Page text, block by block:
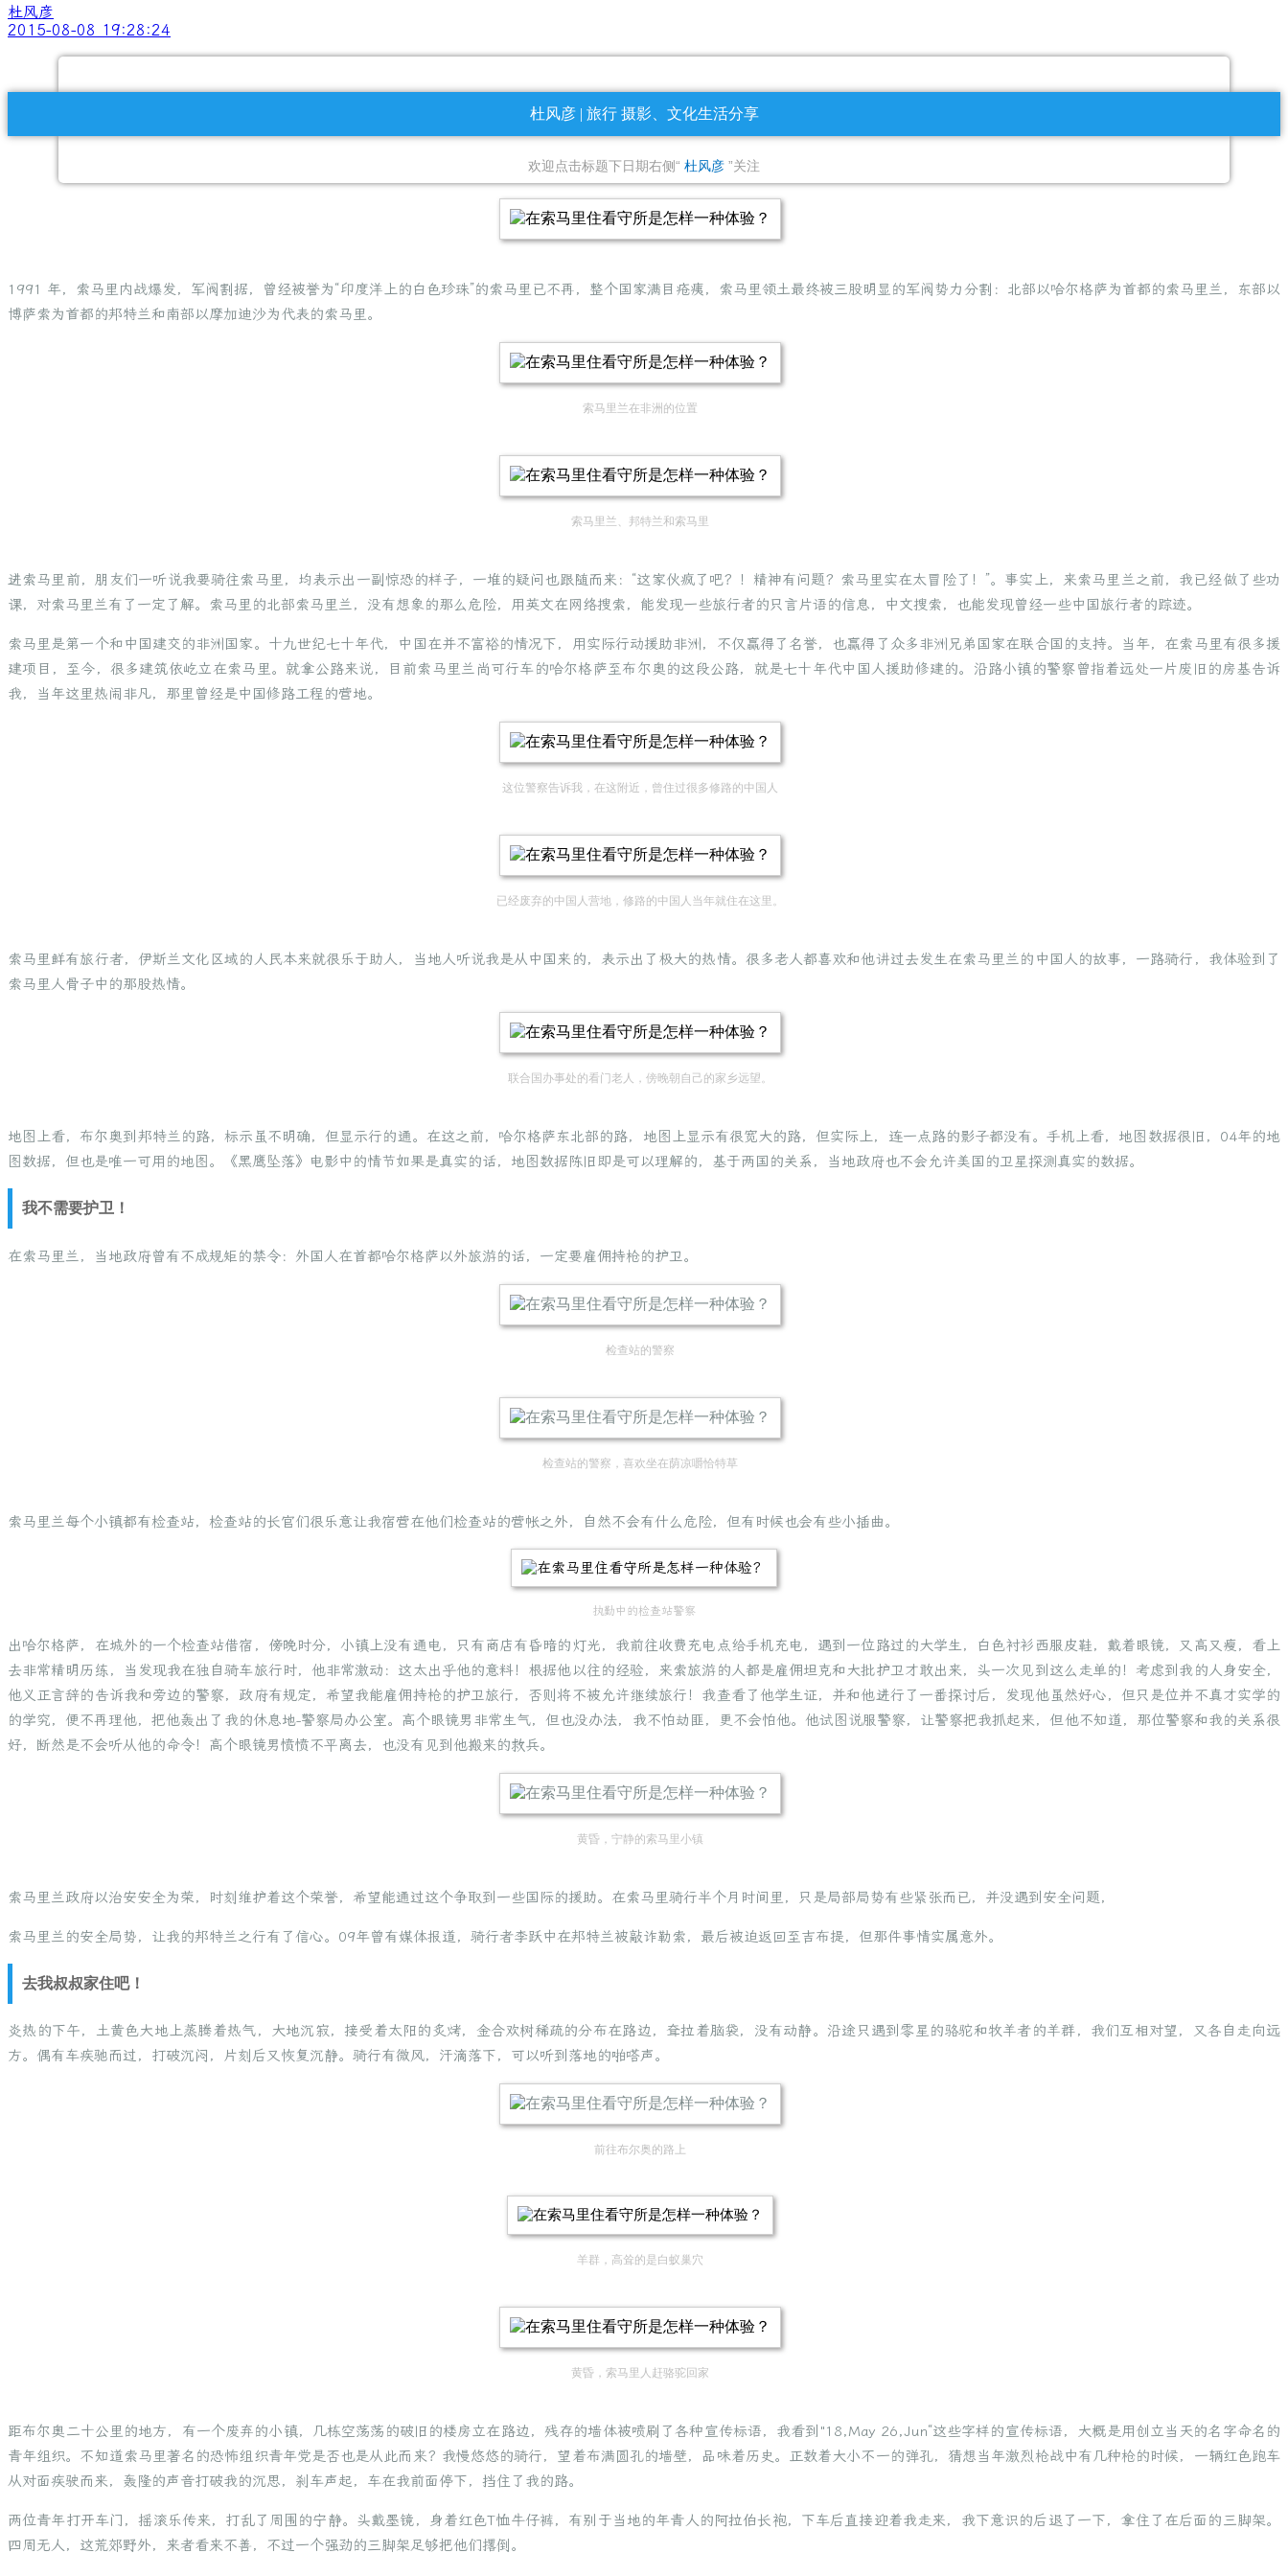
杜风彦
2015-08-08 19:28:24
杜风彦 | 旅行 摄影、文化生活分享
欢迎点击标题下日期右侧“ 杜风彦 ”关注
1991 年，索马里内战爆发，军阀割据，曾经被誉为“印度洋上的白色珍珠”的索马里已不再，整个国家满目疮痍，索马里领土最终被三股明显的军阀势力分割：北部以哈尔格萨为首都的索马里兰，东部以
博萨索为首都的邦特兰和南部以摩加迪沙为代表的索马里。
索马里兰在非洲的位置
索马里兰、邦特兰和索马里
进索马里前，朋友们一听说我要骑往索马里，均表示出一副惊恐的样子，一堆的疑问也跟随而来：“这家伙疯了吧？！精神有问题？索马里实在太冒险了！”。事实上，来索马里兰之前，我已经做了些功
课，对索马里兰有了一定了解。索马里的北部索马里兰，没有想象的那么危险，用英文在网络搜索，能发现一些旅行者的只言片语的信息，中文搜索，也能发现曾经一些中国旅行者的踪迹。
索马里是第一个和中国建交的非洲国家。十九世纪七十年代，中国在并不富裕的情况下，用实际行动援助非洲，不仅赢得了名誉，也赢得了众多非洲兄弟国家在联合国的支持。当年，在索马里有很多援
建项目，至今，很多建筑依屹立在索马里。就拿公路来说，目前索马里兰尚可行车的哈尔格萨至布尔奥的这段公路，就是七十年代中国人援助修建的。沿路小镇的警察曾指着远处一片废旧的房基告诉
我，当年这里热闹非凡，那里曾经是中国修路工程的营地。
这位警察告诉我，在这附近，曾住过很多修路的中国人
已经废弃的中国人营地，修路的中国人当年就住在这里。
索马里鲜有旅行者，伊斯兰文化区域的人民本来就很乐于助人，当地人听说我是从中国来的，表示出了极大的热情。很多老人都喜欢和他讲过去发生在索马里兰的中国人的故事，一路骑行，我体验到了
索马里人骨子中的那股热情。
联合国办事处的看门老人，傍晚朝自己的家乡远望。
地图上看，布尔奥到邦特兰的路，标示虽不明确，但显示行的通。在这之前，哈尔格萨东北部的路，地图上显示有很宽大的路，但实际上，连一点路的影子都没有。手机上看，地图数据很旧，04年的地
图数据，但也是唯一可用的地图。《黑鹰坠落》电影中的情节如果是真实的话，地图数据陈旧即是可以理解的，基于两国的关系，当地政府也不会允许美国的卫星探测真实的数据。
我不需要护卫！
在索马里兰，当地政府曾有不成规矩的禁令：外国人在首都哈尔格萨以外旅游的话，一定要雇佣持枪的护卫。
检查站的警察
检查站的警察，喜欢坐在荫凉嚼恰特草
索马里兰每个小镇都有检查站，检查站的长官们很乐意让我宿营在他们检查站的营帐之外，自然不会有什么危险，但有时候也会有些小插曲。
执勤中的检查站警察
出哈尔格萨，在城外的一个检查站借宿，傍晚时分，小镇上没有通电，只有商店有昏暗的灯光，我前往收费充电点给手机充电，遇到一位路过的大学生，白色衬衫西服皮鞋，戴着眼镜，又高又瘦，看上
去非常精明历练，当发现我在独自骑车旅行时，他非常激动：这太出乎他的意料！根据他以往的经验，来索旅游的人都是雇佣坦克和大批护卫才敢出来，头一次见到这么走单的！考虑到我的人身安全，
他义正言辞的告诉我和旁边的警察，政府有规定，希望我能雇佣持枪的护卫旅行，否则将不被允许继续旅行！我查看了他学生证，并和他进行了一番探讨后，发现他虽然好心，但只是位并不真才实学的
的学究，便不再理他，把他轰出了我的休息地-警察局办公室。高个眼镜男非常生气，但也没办法，我不怕劫匪，更不会怕他。他试图说服警察，让警察把我抓起来，但他不知道，那位警察和我的关系很
好，断然是不会听从他的命令！高个眼镜男愤愤不平离去，也没有见到他搬来的救兵。
黄昏，宁静的索马里小镇
索马里兰政府以治安安全为荣，时刻维护着这个荣誉，希望能通过这个争取到一些国际的援助。在索马里骑行半个月时间里，只是局部局势有些紧张而已，并没遇到安全问题，
索马里兰的安全局势，让我的邦特兰之行有了信心。09年曾有媒体报道，骑行者李跃中在邦特兰被敲诈勒索，最后被迫返回至吉布提，但那件事情实属意外。
去我叔叔家住吧！
炎热的下午，土黄色大地上蒸腾着热气，大地沉寂，接受着太阳的炙烤，金合欢树稀疏的分布在路边，耷拉着脑袋，没有动静。沿途只遇到零星的骆驼和牧羊者的羊群，我们互相对望，又各自走向远
方。偶有车疾驰而过，打破沉闷，片刻后又恢复沉静。骑行有微风，汗滴落下，可以听到落地的啪嗒声。
前往布尔奥的路上
羊群，高耸的是白蚁巢穴
黄昏，索马里人赶骆驼回家
距布尔奥二十公里的地方，有一个废弃的小镇，几栋空荡荡的破旧的楼房立在路边，残存的墙体被喷刷了各种宣传标语，我看到"18,May 26,Jun“这些字样的宣传标语，大概是用创立当天的名字命名的
青年组织。不知道索马里著名的恐怖组织青年党是否也是从此而来？我慢悠悠的骑行，望着布满圆孔的墙壁，品味着历史。正数着大小不一的弹孔，猜想当年激烈枪战中有几种枪的时候，一辆红色跑车
从对面疾驶而来，轰隆的声音打破我的沉思，刹车声起，车在我前面停下，挡住了我的路。
两位青年打开车门，摇滚乐传来，打乱了周围的宁静。头戴墨镜，身着红色T恤牛仔裤，有别于当地的年青人的阿拉伯长袍，下车后直接迎着我走来，我下意识的后退了一下，拿住了在后面的三脚架。
四周无人，这荒郊野外，来者看来不善，不过一个强劲的三脚架足够把他们撂倒。